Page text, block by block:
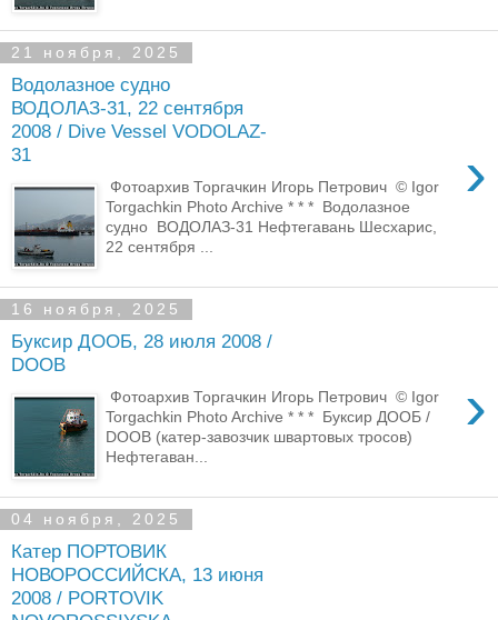
21 ноября, 2025
Водолазное судно
ВОДОЛАЗ-31, 22 сентября
2008 / Dive Vessel VODOLAZ-
31
›
Фотоархив Торгачкин Игорь Петрович © Igor
Torgachkin Photo Archive * * * Водолазное
судно ВОДОЛАЗ-31 Нефтегавань Шесхарис,
22 сентября ...
16 ноября, 2025
Буксир ДООБ, 28 июля 2008 /
DOOB
›
Фотоархив Торгачкин Игорь Петрович © Igor
Torgachkin Photo Archive * * * Буксир ДООБ /
DOOB (катер-завозчик швартовых тросов)
Нефтегаван...
04 ноября, 2025
Катер ПОРТОВИК
НОВОРОССИЙСКА, 13 июня
2008 / PORTOVIK